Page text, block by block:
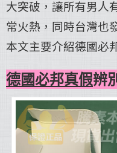
大突破，讓所有男人
常火熱，同時台灣也
本文主要介紹德國必
德國必邦真假辨別